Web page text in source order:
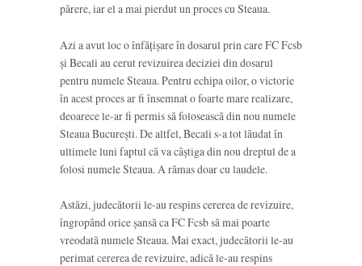
părere, iar el a mai pierdut un proces cu Steaua.
Azi a avut loc o înfățișare în dosarul prin care FC Fcsb
și Becali au cerut revizuirea deciziei din dosarul
pentru numele Steaua. Pentru echipa oilor, o victorie
în acest proces ar fi însemnat o foarte mare realizare,
deoarece le-ar fi permis să folosească din nou numele
Steaua București. De altfel, Becali s-a tot lăudat în
ultimele luni faptul că va câștiga din nou dreptul de a
folosi numele Steaua. A rămas doar cu laudele.
Astăzi, judecătorii le-au respins cererea de revizuire,
îngropând orice șansă ca FC Fcsb să mai poarte
vreodată numele Steaua. Mai exact, judecătorii le-au
perimat cererea de revizuire, adică le-au respins